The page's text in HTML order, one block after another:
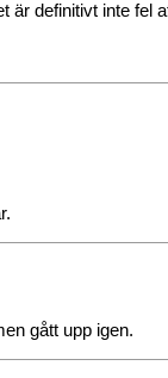
definitivt inte fel
gått upp igen.